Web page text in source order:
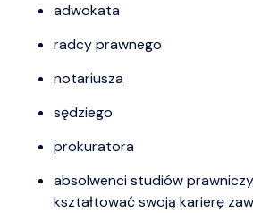
adwokata
radcy prawnego
notariusza
sędziego
prokuratora
absolwenci studiów
kształtować swoją karierę